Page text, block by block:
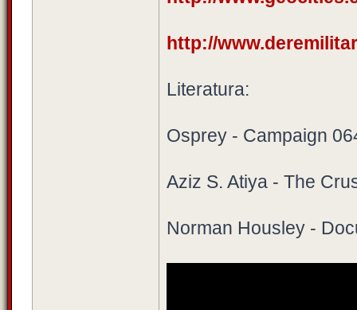
http://
Literatura:
Osprey - Campaign
Aziz S. Atiya - The
Norman Housley -